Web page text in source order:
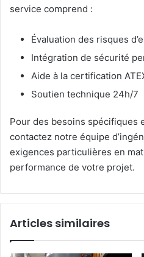
service comprend :
Évaluation des risques
Intégration de sécurité
Aide à la certification
Soutien technique 24h/7
Pour des besoins spécifiques
contactez notre équipe
exigences particulières en
performance de votre projet.
Articles similaires